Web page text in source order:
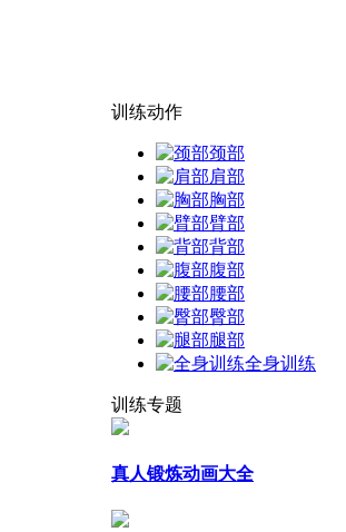
训练动作
颈部
肩部
胸部
臂部
背部
腹部
腰部
臀部
腿部
全身训练
训练专题
真人锻炼动画大全